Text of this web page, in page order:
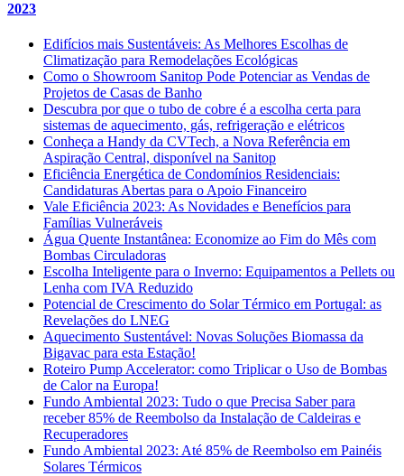
2023
Edifícios mais Sustentáveis: As Melhores Escolhas de
Climatização para Remodelações Ecológicas
Como o Showroom Sanitop Pode Potenciar as Vendas de
Projetos de Casas de Banho
Descubra por que o tubo de cobre é a escolha certa para
sistemas de aquecimento, gás, refrigeração e elétricos
Conheça a Handy da CVTech, a Nova Referência em
Aspiração Central, disponível na Sanitop
Eficiência Energética de Condomínios Residenciais:
Candidaturas Abertas para o Apoio Financeiro
Vale Eficiência 2023: As Novidades e Benefícios para
Famílias Vulneráveis
Água Quente Instantânea: Economize ao Fim do Mês com
Bombas Circuladoras
Escolha Inteligente para o Inverno: Equipamentos a Pellets ou
Lenha com IVA Reduzido
Potencial de Crescimento do Solar Térmico em Portugal: as
Revelações do LNEG
Aquecimento Sustentável: Novas Soluções Biomassa da
Bigavac para esta Estação!
Roteiro Pump Accelerator: como Triplicar o Uso de Bombas
de Calor na Europa!
Fundo Ambiental 2023: Tudo o que Precisa Saber para
receber 85% de Reembolso da Instalação de Caldeiras e
Recuperadores
Fundo Ambiental 2023: Até 85% de Reembolso em Painéis
Solares Térmicos